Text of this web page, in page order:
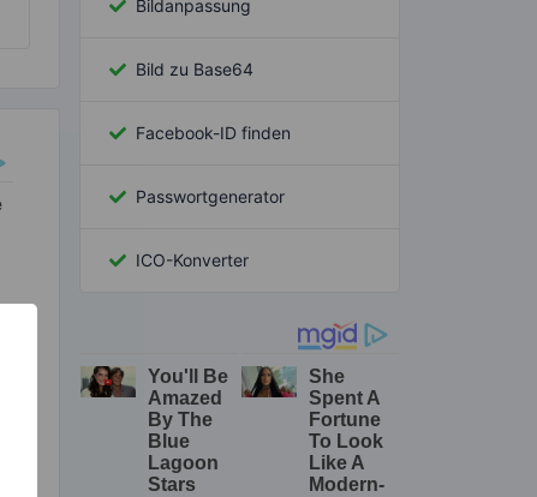
Bildanpassung
Bild zu Base64
Facebook-ID finden
Passwortgenerator
ICO-Konverter